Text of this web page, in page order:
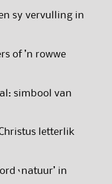
sy vervulling in
of ’n rowwe
simbool van
letterlik
‘natuur’ in